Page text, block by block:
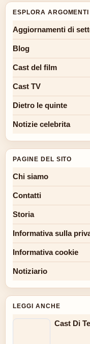
ESPLORA ARGOMENTI
Aggiornamenti di
Blog
Cast del film
Cast TV
Dietro le quinte
Notizie celebrita
PAGINE DEL SITO
Chi siamo
Contatti
Storia
Informativa sulla
Informativa cookie
Notiziario
LEGGI ANCHE
Cast Di